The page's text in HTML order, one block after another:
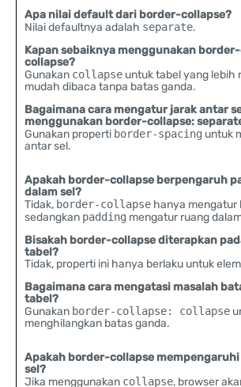
Apa nilai default dari border-collapse?
Nilai defaultnya adalah separate.
Kapan sebaiknya menggunakan
collapse?
Gunakan collapse untuk tabel yang lebih
mudah dibaca tanpa batas ganda.
Bagaimana cara mengatur jarak antar
menggunakan border-collapse:
Gunakan properti border-spacing untuk
antar sel.
Apakah border-collapse berpengaruh
dalam sel?
Tidak, border-collapse hanya mengatur
sedangkan padding mengatur ruang
Bisakah border-collapse diterapkan
tabel?
Tidak, properti ini hanya berlaku untuk
Bagaimana cara mengatasi masalah
tabel?
Gunakan border-collapse: collapse
menghilangkan batas ganda.
Apakah border-collapse
sel?
Jika menggunakan collapse, browser